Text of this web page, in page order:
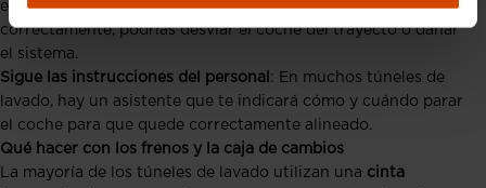
están bien colocadas sobre el raíl, si no lo haces
correctamente, podrías desviar el coche del trayecto o dañar
el sistema.
Sigue las instrucciones del personal : En muchos túneles de
lavado, hay un asistente que te indicará cómo y cuándo parar
el coche para que quede correctamente alineado.
Qué hacer con los frenos y la caja de cambios
La mayoría de los túneles de lavado utilizan una cinta